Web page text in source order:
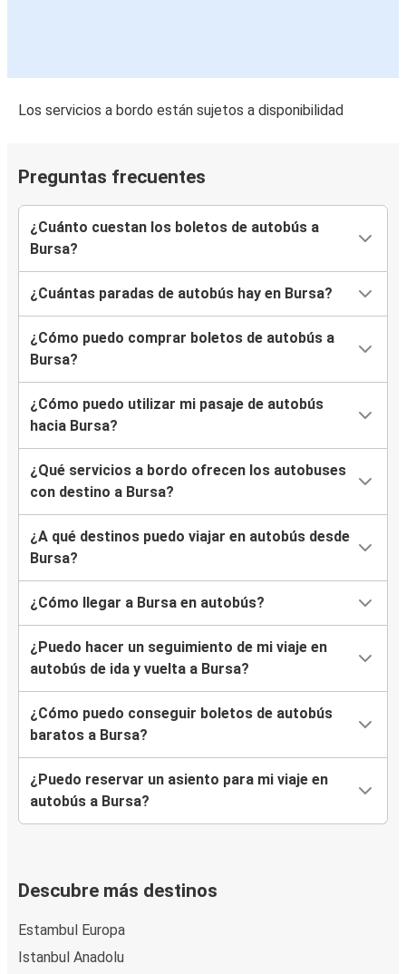
Los servicios a bordo están sujetos a disponibilidad
Preguntas frecuentes
¿Cuánto cuestan los boletos de autobús a
Bursa?
¿Cuántas paradas de autobús hay en Bursa?
¿Cómo puedo comprar boletos de autobús a
Bursa?
¿Cómo puedo utilizar mi pasaje de autobús
hacia Bursa?
¿Qué servicios a bordo ofrecen los autobuses
con destino a Bursa?
¿A qué destinos puedo viajar en autobús desde
Bursa?
¿Cómo llegar a Bursa en autobús?
¿Puedo hacer un seguimiento de mi viaje en
autobús de ida y vuelta a Bursa?
¿Cómo puedo conseguir boletos de autobús
baratos a Bursa?
¿Puedo reservar un asiento para mi viaje en
autobús a Bursa?
Descubre más destinos
Estambul Europa
Istanbul Anadolu